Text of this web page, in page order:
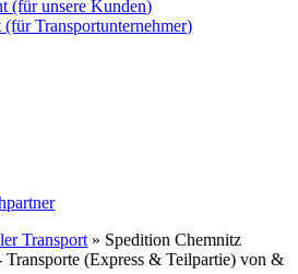
(für unsere Kunden)
(für Transportunternehmer)
Transport » Spedition Chemnitz
(Express & Teilpartie) von &